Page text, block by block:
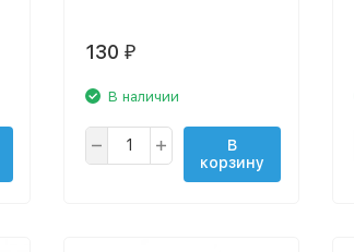
130 ₽
В наличии
В
корзину